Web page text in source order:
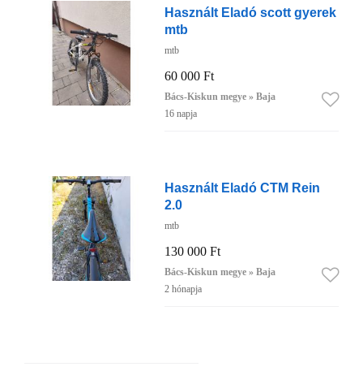
Használt Eladó scott gyerek
mtb
mtb
60 000 Ft
Bács-Kiskun megye » Baja
16 napja
Használt Eladó CTM Rein
2.0
mtb
130 000 Ft
Bács-Kiskun megye » Baja
2 hónapja